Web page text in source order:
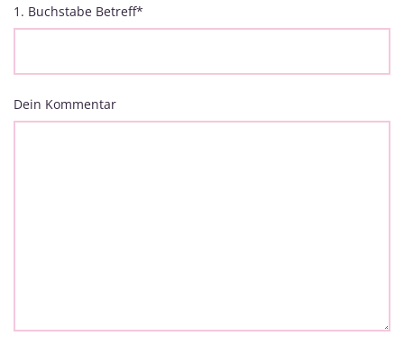
1. Buchstabe Betreff*
Dein Kommentar